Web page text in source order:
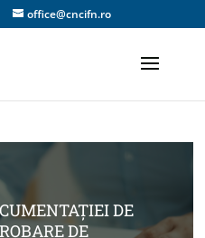
office@cncifn.ro
DE
DE